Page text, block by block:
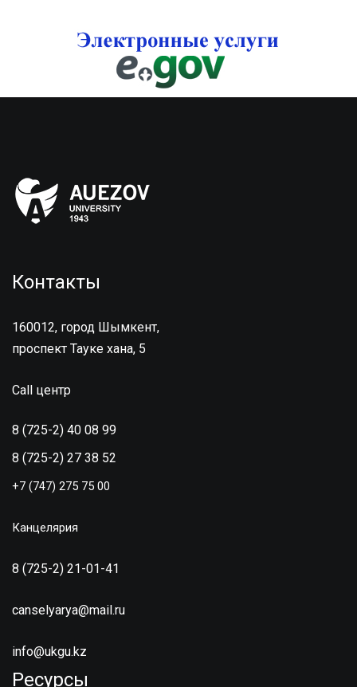
Контакты
160012, город Шымкент,
проспект Тауке хана, 5
Call центр
8 (725-2) 40 08 99
8 (725-2) 27 38 52
+7 (747) 275 75 00
Канцелярия
8 (725-2) 21-01-41
canselyarya@mail.ru
info@ukgu.kz
Ресурсы